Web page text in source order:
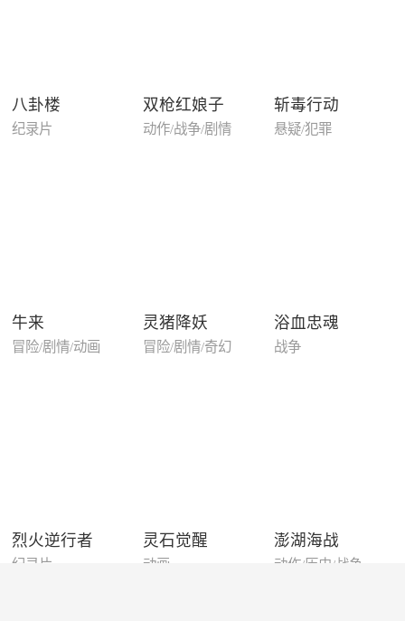
八卦楼
纪录片
双枪红娘子
动作/战争/剧情
斩毒行动
悬疑/犯罪
牛来
冒险/剧情/动画
灵猪降妖
冒险/剧情/奇幻
浴血忠魂
战争
烈火逆行者
纪录片
灵石觉醒
动画
澎湖海战
动作/历史/战争